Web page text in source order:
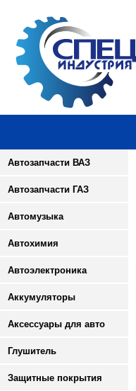
Автозапчасти ВАЗ
Автозапчасти ГАЗ
Автомузыка
Автохимия
Автоэлектроника
Аккумуляторы
Аксессуары для авто
Глушитель
Защитные покрытия